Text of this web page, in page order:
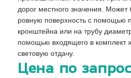
дорог местного значения. Может
ровную поверхность с помощью
кронштейна или на трубу
помощью входящего в комплект
световую отдачу.
Цена по